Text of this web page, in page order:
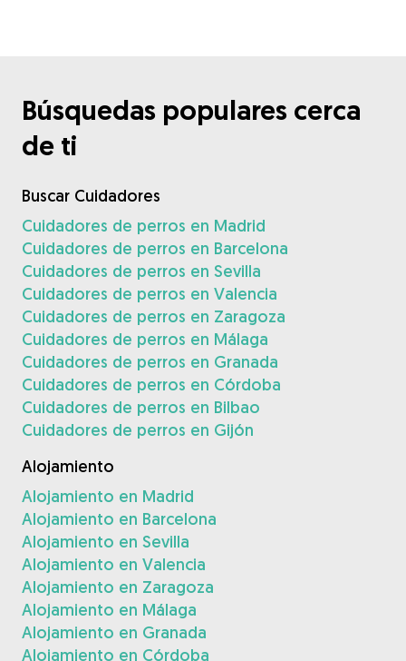
Búsquedas populares cerca
de ti
Buscar Cuidadores
Cuidadores de perros en Madrid
Cuidadores de perros en Barcelona
Cuidadores de perros en Sevilla
Cuidadores de perros en Valencia
Cuidadores de perros en Zaragoza
Cuidadores de perros en Málaga
Cuidadores de perros en Granada
Cuidadores de perros en Córdoba
Cuidadores de perros en Bilbao
Cuidadores de perros en Gijón
Alojamiento
Alojamiento en Madrid
Alojamiento en Barcelona
Alojamiento en Sevilla
Alojamiento en Valencia
Alojamiento en Zaragoza
Alojamiento en Málaga
Alojamiento en Granada
Alojamiento en Córdoba